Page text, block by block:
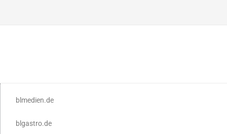
blmedien.de
blgastro.de